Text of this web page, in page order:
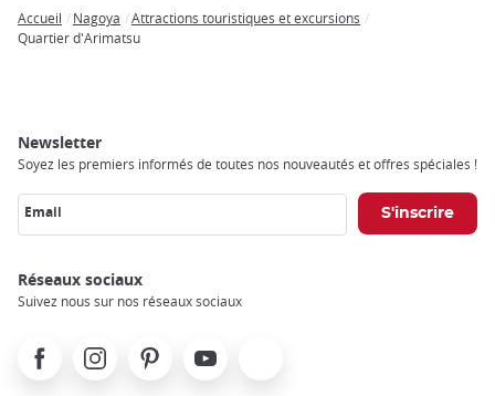
Breadcrumb
Accueil Nagoya
Attractions touristiques et excursions
Quartier d'Arimatsu
Newsletter
Soyez les premiers informés de toutes nos nouveautés et offres spéciales !
Email
Réseaux sociaux
Suivez nous sur nos réseaux sociaux
FacebookInstagramPinterest Youtube